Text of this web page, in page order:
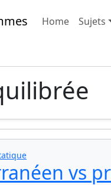
Home Sujets
vs